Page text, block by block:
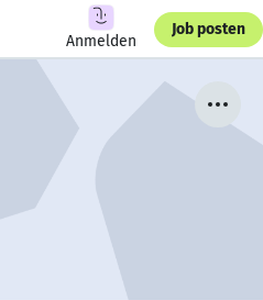
Anmelden
Job posten